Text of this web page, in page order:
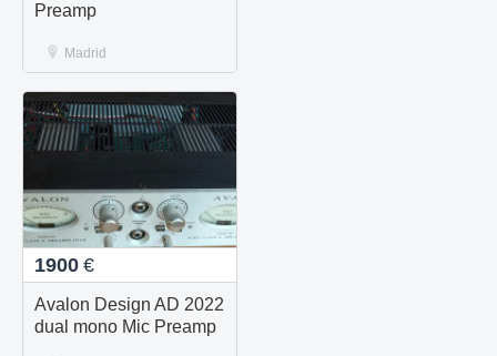
Preamp
Madrid
1900 €
Avalon Design AD 2022
dual mono Mic Preamp